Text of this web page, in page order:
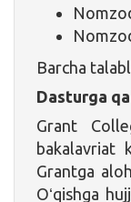
Barcha
Dasturga
Grant
bakalavriat
Grantga
Oʻqishga